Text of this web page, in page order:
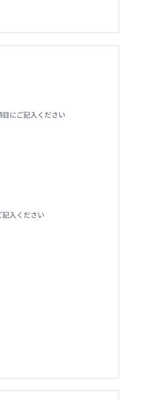
にご記入ください
入ください